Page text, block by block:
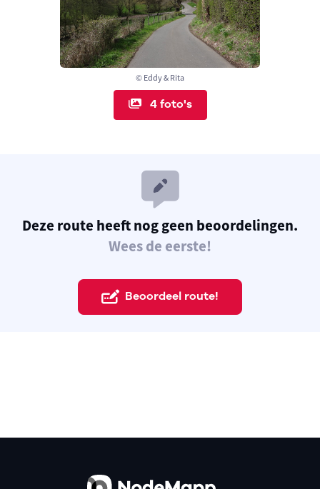
© Eddy & Rita
4 foto's
Deze route heeft nog geen beoordelingen.
Wees de eerste!
Beoordeel route!